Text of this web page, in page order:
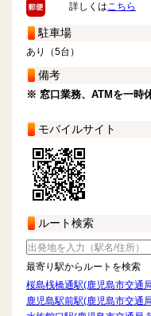
詳しくはこちら
駐車場
あり（5台）
備考
※ 窓口業務、ATMを一時
モバイルサイト
ルート検索
最寄り駅からルートを検索
桜島桟橋通駅(鹿児島市交通
鹿児島駅前駅(鹿児島市交通